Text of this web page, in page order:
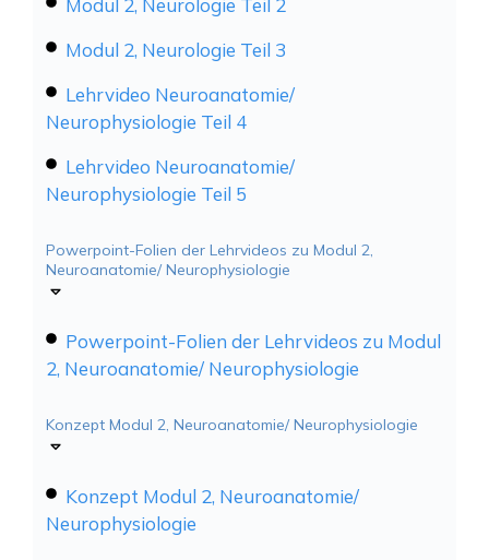
Modul 2, Neurologie Teil 2
Modul 2, Neurologie Teil 3
Lehrvideo Neuroanatomie/
Neurophysiologie Teil 4
Lehrvideo Neuroanatomie/
Neurophysiologie Teil 5
Powerpoint-Folien der Lehrvideos zu Modul 2,
Neuroanatomie/ Neurophysiologie
Powerpoint-Folien der Lehrvideos zu Modul
2, Neuroanatomie/ Neurophysiologie
Konzept Modul 2, Neuroanatomie/ Neurophysiologie
Konzept Modul 2, Neuroanatomie/
Neurophysiologie